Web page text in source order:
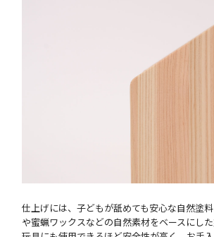
仕上げには、子どもが舐めても安心な自然塗
や蜜蝋ワックスなどの自然素材をベースにし